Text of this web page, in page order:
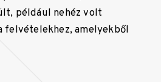
például nehéz volt
felvételekhez, amelyekből